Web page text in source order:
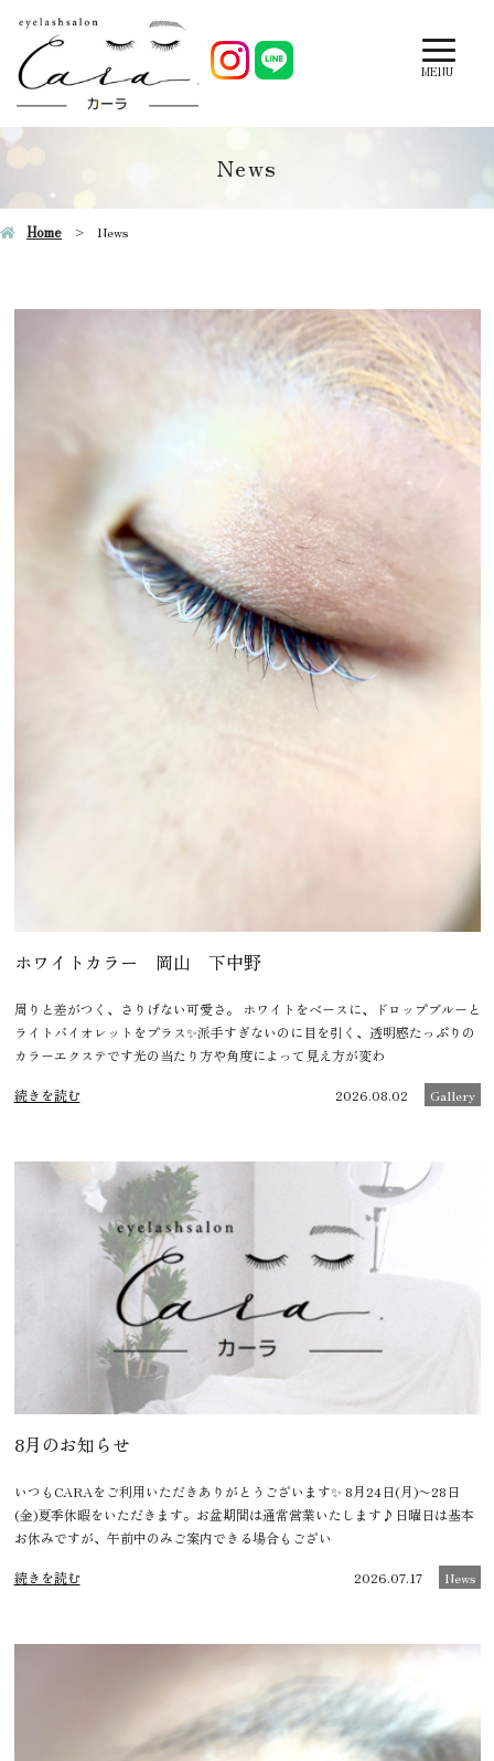
MENU
News
Home News
ホワイトカラー 岡山 下中野
周りと差がつく、さりげない可愛さ。 ホワイトをベースに、ドロップブルーと
ライトバイオレットをプラス✨派手すぎないのに目を引く、透明感たっぷりの
カラーエクステです光の当たり方や角度によって見え方が変わ
続きを読む 2026.08.02 Gallery
8月のお知らせ
いつもCARAをご利用いただきありがとうございます✨ 8月24日(月)〜28日
(金)夏季休暇をいただきます‍。お盆期間は通常営業いたします♪日曜日は基本
お休みですが、午前中のみご案内できる場合もござい
続きを読む 2026.07.17 News